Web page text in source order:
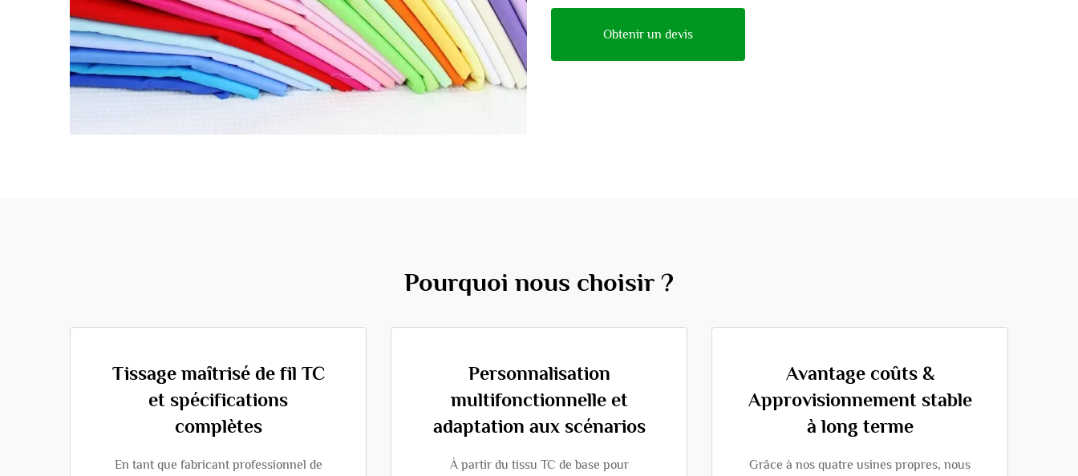
Obtenir un devis
Pourquoi nous choisir ?
Tissage maîtrisé de fil TC
et spécifications
complètes
En tant que fabricant professionnel de
Personnalisation
multifonctionnelle et
adaptation aux scénarios
À partir du tissu TC de base pour
Avantage coûts &
Approvisionnement stable
à long terme
Grâce à nos quatre usines propres, nous